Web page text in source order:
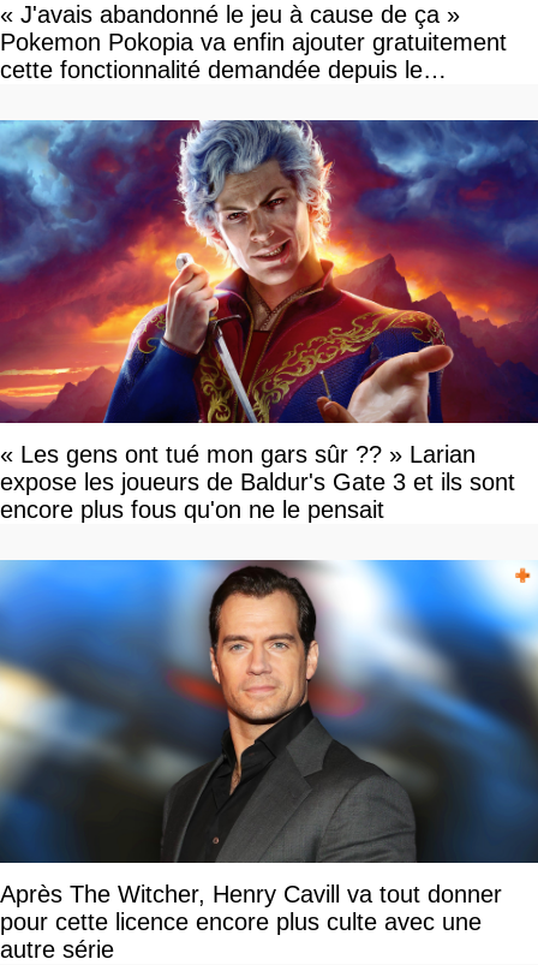
« J'avais abandonné le jeu à cause de ça »
Pokemon Pokopia va enfin ajouter gratuitement
cette fonctionnalité demandée depuis le
« Les gens ont tué mon gars sûr ?? » Larian
expose les joueurs de Baldur's Gate 3 et ils sont
encore plus fous qu'on ne le pensait
Après The Witcher, Henry Cavill va tout donner
pour cette licence encore plus culte avec une
autre série